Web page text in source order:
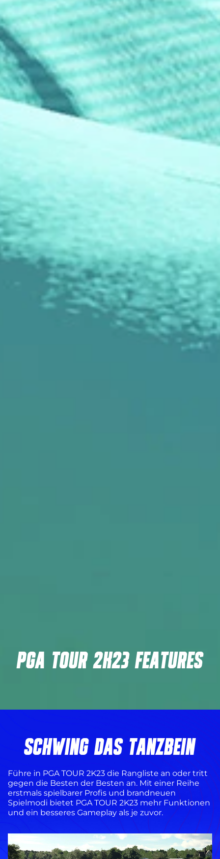
PGA TOUR 2K23 FEATURES
SCHWING DAS TANZBEIN
Führe in PGA TOUR 2K23 die Rangliste an oder tritt
gegen die Besten der Besten an. Mit einer Reihe
erstmals spielbarer Profis und brandneuen
Spielmodi bietet PGA TOUR 2K23 mehr Funktionen
und ein besseres Gameplay als je zuvor.